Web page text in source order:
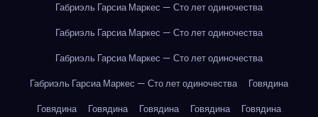
Габриэль Гарсиа Маркес — Сто лет одиночества
Габриэль Гарсиа Маркес — Сто лет одиночества
Габриэль Гарсиа Маркес — Сто лет одиночества
Габриэль Гарсиа Маркес — Сто лет одиночества
Говядина
Говядина
Говядина Говядина Говядина
Говядина